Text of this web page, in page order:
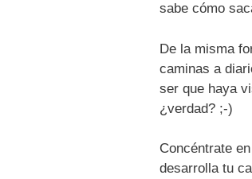
sabe cómo
De la misma
caminas a
ser que haya
¿verdad? ;-)
Concéntrate
desarrolla tu